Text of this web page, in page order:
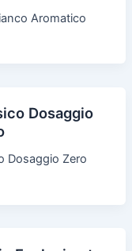
Aromatico
Dosaggio
Dosaggio Zero